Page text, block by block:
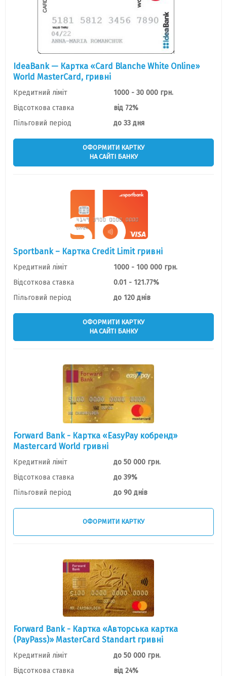
IdeaBank — Картка «Card Blanche White Online»
World MasterCard, гривнi
Кредитний ліміт
1000 - 30 000 грн.
Відсоткова ставка
від 72%
Пільговий період
до 33 дня
ОФОРМИТИ КАРТКУ
НА САЙТІ БАНКУ
Sportbank – Картка Credit Limit гривні
Кредитний ліміт
1000 - 100 000 грн.
Відсоткова ставка
0.01 - 121.77%
Пільговий період
до 120 днів
ОФОРМИТИ КАРТКУ
НА САЙТІ БАНКУ
Forward Bank - Картка «EasyPay кобренд»
Mastercard World гривні
Кредитний ліміт
до 50 000 грн.
Відсоткова ставка
до 39%
Пільговий період
до 90 днів
ОФОРМИТИ КАРТКУ
Forward Bank - Картка «Авторська картка
(PayPass)» MasterCard Standart гривні
Кредитний ліміт
до 50 000 грн.
Відсоткова ставка
від 24%